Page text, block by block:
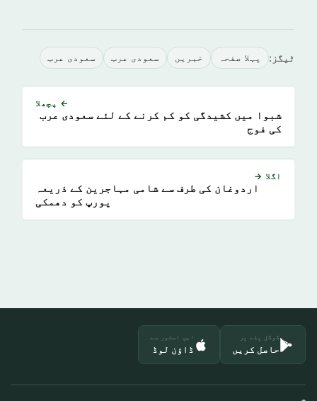
ٹیگز: پہلا صفحہ خبريں سعودى عرب سعودی عرب
← پچھلا
شبوا میں کشیدگی کو کم کرنے کے لئے سعودی عرب
کی فوج
اگلا →
اردوغان کی طرف سے شامی مہاجرین کے ذریعہ
یورپ کو دھمکی
گوگل پلے پر
حاصل کریں
ایپ اسٹور سے
ڈاؤن لوڈ